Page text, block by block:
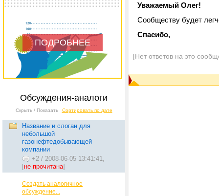
ПОДРОБНЕЕ
Обсуждения-аналоги
Скрыть / Показать Сортировать по дате
Название и слоган для
небольшой
газонефтедобывающей
компании
+2 / 2008-06-05 13:41:41,
[не прочитана]
Создать аналогичное
обсуждение...
Уважаемый Олег!
Сообществу будет
Спасибо,
[Нет ответов на это